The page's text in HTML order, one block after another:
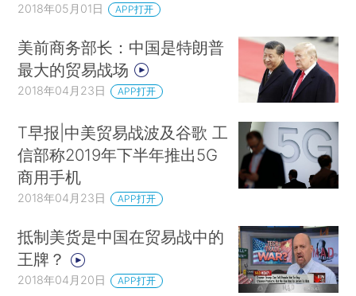
2018年05月01日 APP打开
美前商务部长：中国是特朗普
最大的贸易战场
2018年04月23日 APP打开
T早报|中美贸易战波及谷歌 工
信部称2019年下半年推出5G
商用手机
2018年04月23日 APP打开
抵制美货是中国在贸易战中的
王牌？
2018年04月20日 APP打开